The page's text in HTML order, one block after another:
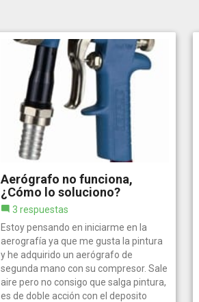
Aerógrafo no funciona,
¿Cómo lo soluciono?
3 respuestas
Estoy pensando en iniciarme en la
aerografía ya que me gusta la pintura
y he adquirido un aerógrafo de
segunda mano con su compresor. Sale
aire pero no consigo que salga pintura,
es de doble acción con el deposito